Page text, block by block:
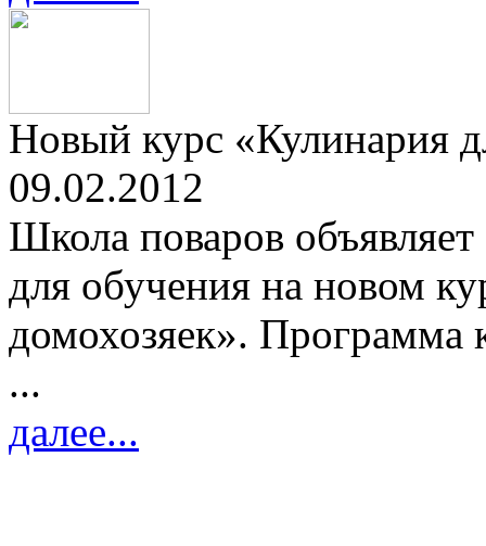
Новый курс «Кулинария
09.02.2012
Школа поваров
для обучения на новом
домохозяек». Программа
...
далее...